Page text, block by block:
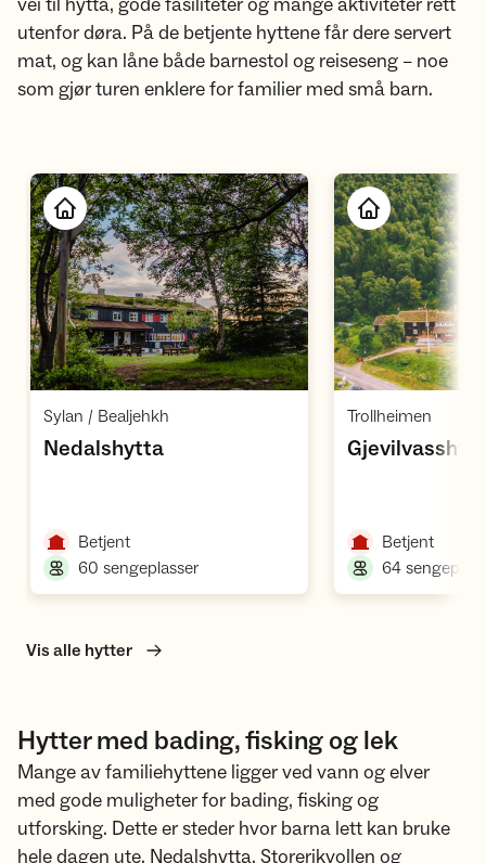
utenfor døra. På de betjente hyttene får dere servert
mat, og kan låne både barnestol og reiseseng – noe
som gjør turen enklere for familier med små barn.
Åpne hytte
Sylan / Bealjehkh
Nedalshytta,
Betjent,
60 sengeplasser,
Trollheimen
Betjent,
64
Vis alle hytter
Hytter med bading, fisking og lek
Mange av familiehyttene ligger ved vann og elver
med gode muligheter for bading, fisking og
utforsking. Dette er steder hvor barna lett kan bruke
hele dagen ute. Nedalshytta, Storerikvollen og